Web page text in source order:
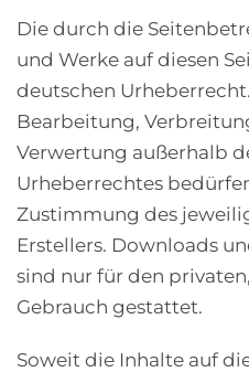
Die durch die
und Werke auf diesen
deutschen
Bearbeitung,
Verwertung außerhalb
Urheberrechtes
Zustimmung des
Erstellers. Downloads
sind nur für den
Gebrauch gestattet.
Soweit die Inhalte auf